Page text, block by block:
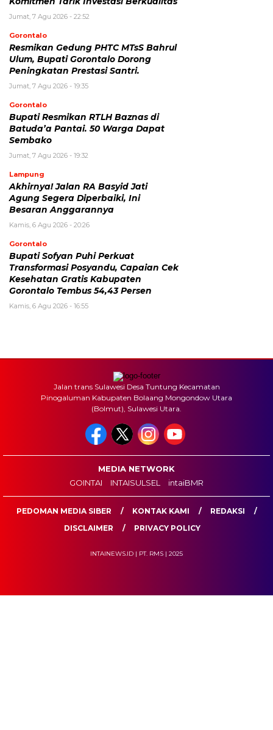
Jumat, 7 Agu 2026 - 22:52
Gorontalo
Resmikan Gedung PHTC MTsS Bahrul
Ulum, Bupati Gorontalo Dorong
Peningkatan Prestasi Santri.
Jumat, 7 Agu 2026 - 19:35
Gorontalo
Bupati Resmikan RTLH Baznas di
Batuda’a Pantai. 50 Warga Dapat
Sembako
Jumat, 7 Agu 2026 - 19:32
Lampung
Akhirnya! Jalan RA Basyid Jati
Agung Segera Diperbaiki, Ini
Besaran Anggarannya
Kamis, 6 Agu 2026 - 20:26
Gorontalo
Bupati Sofyan Puhi Perkuat
Transformasi Posyandu, Capaian Cek
Kesehatan Gratis Kabupaten
Gorontalo Tembus 54,43 Persen
Kamis, 6 Agu 2026 - 16:55
Jalan trans Sulawesi Desa Tuntung Kecamatan
Pinogaluman Kabupaten Bolaang Mongondow Utara
(Bolmut), Sulawesi Utara.
MEDIA NETWORK
GOINTAI
INTAISULSEL intaiBMR
PEDOMAN MEDIA SIBER KONTAK KAMI
REDAKSI
DISCLAIMER
PRIVACY POLICY
INTAINEWS.ID | PT. RMS | 2025